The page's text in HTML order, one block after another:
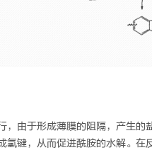
，由于形成薄膜的阻隔，产生
氢键，从而促进酰胺的水解。